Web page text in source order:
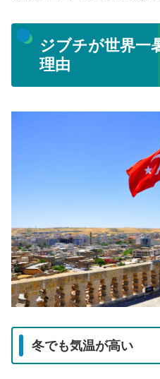
ジブチが世界一
理由
冬でも気温が高い